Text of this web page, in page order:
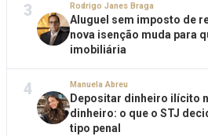
3 Rodrigo Janes Braga
Aluguel sem imposto de
nova isenção muda para
imobiliária
4 Manuela Abreu
Depositar dinheiro ilícito
dinheiro: o que o STJ
tipo penal